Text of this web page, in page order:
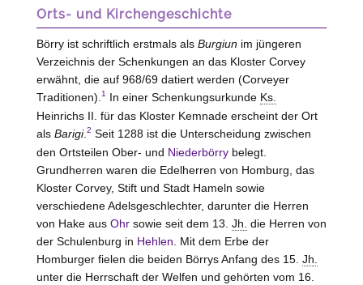
Orts- und Kirchengeschichte
Börryist schriftlich erstmals als Burgiun im jüngeren
Verzeichnis der Schenkungen an das Kloster Corvey
erwähnt, die auf 968/69 datiert werden (Corveyer
Traditionen). 1 In einer Schenkungsurkunde Ks.
Heinrichs II. für das Kloster Kemnadeerscheint der Ort
als Barigi. 2 Seit 1288 ist die Unterscheidung zwischen
den Ortsteilen Ober- und Niederbörrybelegt.
Grundherren waren die Edelherren von Homburg, das
Kloster Corvey, Stift und Stadt Hameln sowie
verschiedene Adelsgeschlechter, darunter die Herren
von Hake aus Ohrsowie seit dem 13. Jh. die Herren von
der Schulenburg in Hehlen . Mit dem Erbe der
Homburger fielen die beiden Börrys Anfang des 15. Jh.
unter die Herrschaft der Welfen und gehörten vom 16.